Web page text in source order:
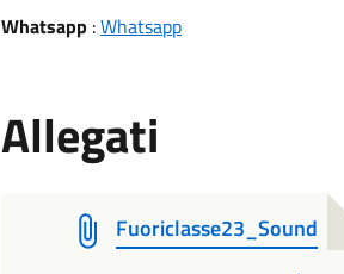
Whatsapp :Whatsapp
Allegati
Fuoriclasse23_Sound